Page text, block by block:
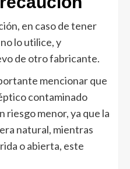
en caso de tener
lo utilice, y
de otro fabricante.
mencionar que
contaminado
riesgo menor, ya que la
natural, mientras
o abierta, este